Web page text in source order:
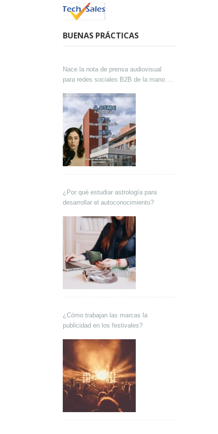
BUENAS PRÁCTICAS
Nace la nota de prensa audiovisual
para redes sociales B2B de la mano de
¿Por qué estudiar astrología para
desarrollar el autoconocimiento?
¿Cómo trabajan las marcas la
publicidad en los festivales?